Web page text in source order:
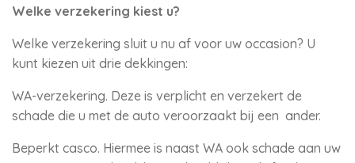
Welke verzekering kiest u?
Welke verzekering sluit u nu af voor uw occasion? U
kunt kiezen uit drie dekkingen:
WA-verzekering. Deze is verplicht en verzekert de
schade die u met de auto veroorzaakt bij een ander.
Beperkt casco. Hiermee is naast WA ook schade aan uw